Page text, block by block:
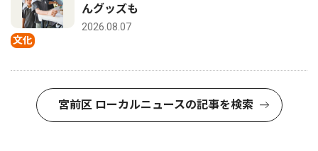
文化
んグッズも
2026.08.07
宮前区 ローカルニュースの記事を検索